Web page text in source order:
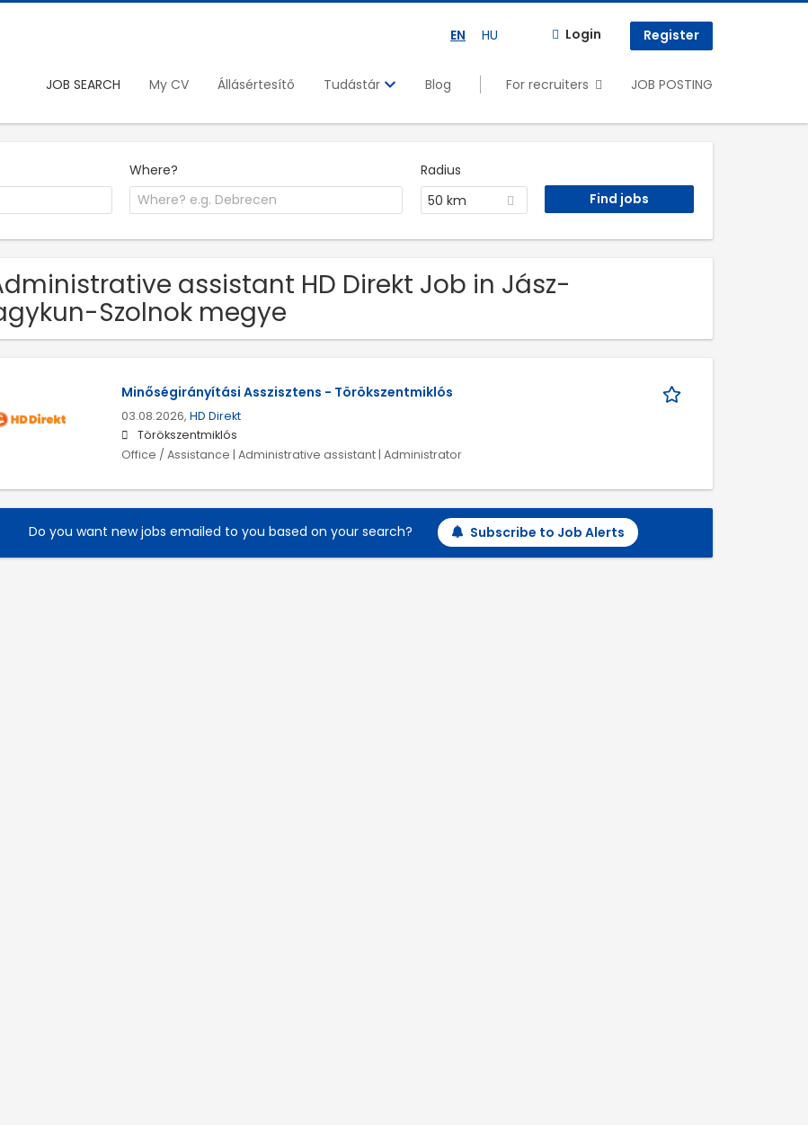
EN HU Login Register
JOB SEARCH My CV Állásértesítő Tudástár Blog For recruiters JOB POSTING
Where?
Radius
50 km
assistant HD Direkt Job in Jász-
Szolnok megye
Minőségirányítási Asszisztens - Törökszentmiklós
03.08.2026, HD Direkt
Törökszentmiklós
Office / Assistance | Administrative assistant | Administrator
Do you want new jobs emailed to you based on your search? Subscribe to Job Alerts